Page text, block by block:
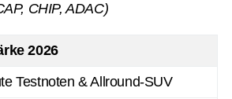
CHIP, ADAC)
2026
Testnoten & Allround-SUV